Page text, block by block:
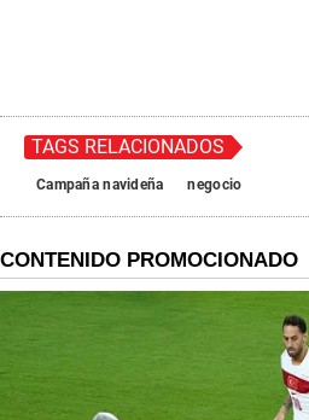
TAGS RELACIONADOS
Campaña navideña negocio